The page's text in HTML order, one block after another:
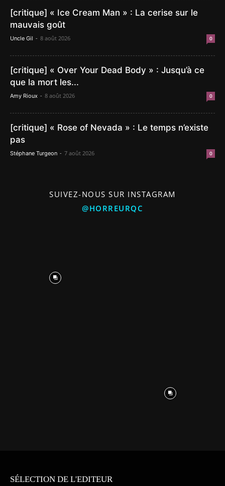
[critique] « Ice Cream Man » : La cerise sur le
mauvais goût
Uncle Gil - 8 août 2026 0
[critique] « Over Your Dead Body » : Jusqu’à ce
que la mort les...
Amy Rioux - 8 août 2026 0
[critique] « Rose of Nevada » : Le temps n’existe
pas
Stéphane Turgeon - 7 août 2026 0
SUIVEZ-NOUS SUR INSTAGRAM
@HORREURQC
SÉLECTION DE L'EDITEUR